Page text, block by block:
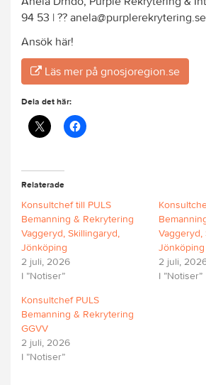
94 53 | ?? anela@purplerekrytering.se
Ansök här!
Läs mer på gnosjoregion.se
Dela det här:
Relaterade
Konsultchef till PULS
Bemanning & Rekrytering
Vaggeryd, Skillingaryd,
Jönköping
2 juli, 2026
I ”Notiser”
Vaggeryd,
Jönköping
2 juli,
I ”Notiser”
Konsultchef PULS
Bemanning & Rekrytering
GGVV
2 juli, 2026
I ”Notiser”